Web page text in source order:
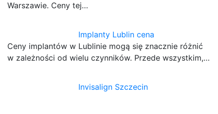
Warszawie. Ceny tej…
Implanty Lublin cena
Ceny implantów w Lublinie mogą się znacznie różnić
w zależności od wielu czynników. Przede wszystkim,…
Invisalign Szczecin